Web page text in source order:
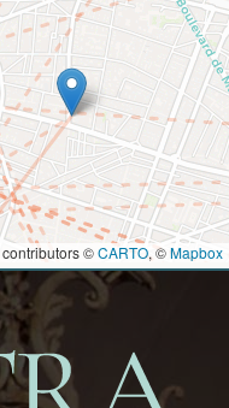
contributors ©CARTO, ©Mapbox